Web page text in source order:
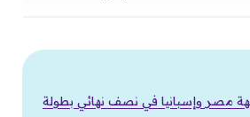
مصر وإسبانيا في نصف نهائي بطولة